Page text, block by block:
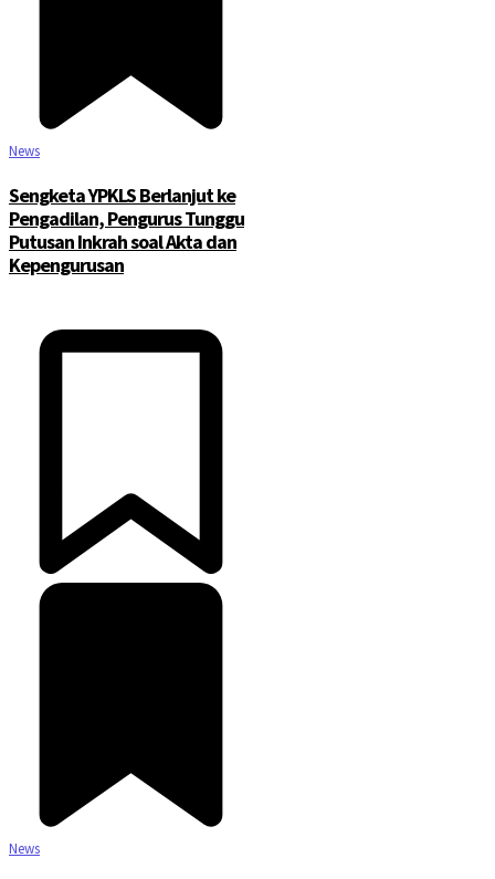
News
Sengketa YPKLS Berlanjut ke
Pengadilan, Pengurus Tunggu
Putusan Inkrah soal Akta dan
Kepengurusan
News